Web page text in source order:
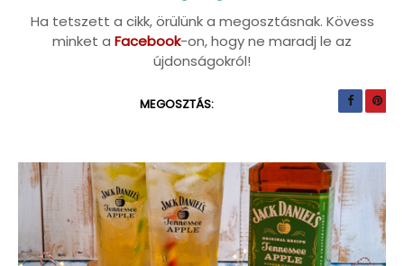
Ha tetszett a cikk, örülünk a megosztásnak. Kövess
minket a Facebook-on, hogy ne maradj le az
újdonságokról!
MEGOSZTÁS: